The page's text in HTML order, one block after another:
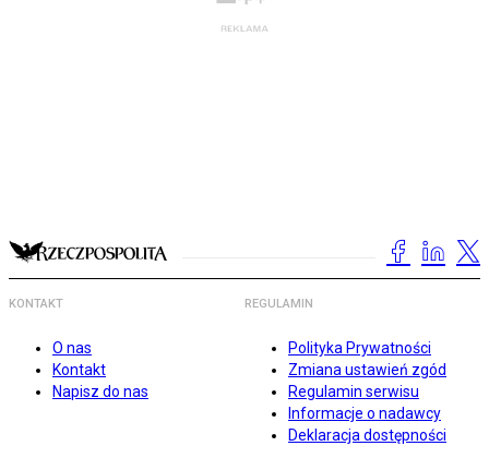
KONTAKT
O nas
Kontakt
Napisz do nas
REGULAMIN
Polityka Prywatności
Zmiana ustawień zgód
Regulamin serwisu
Informacje o nadawcy
Deklaracja dostępności